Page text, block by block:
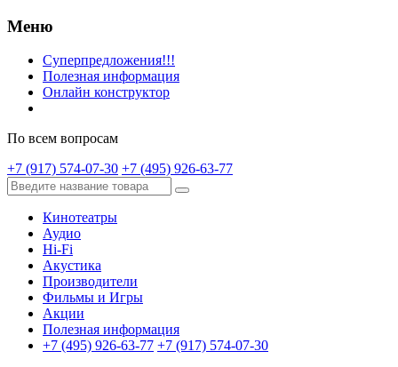
Меню
Суперпредложения!!!
Полезная информация
Онлайн конструктор
По всем вопросам
+7 (917) 574-07-30 +7 (495) 926-63-77
Кинотеатры
Аудио
Hi-Fi
Акустика
Производители
Фильмы и Игры
Акции
Полезная информация
+7 (495) 926-63-77 +7 (917) 574-07-30